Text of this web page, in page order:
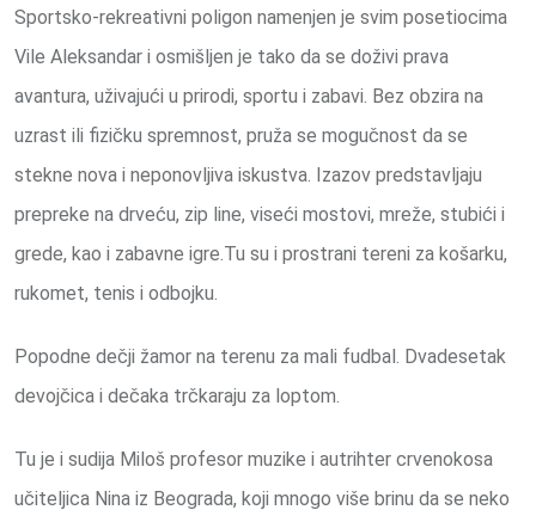
Sportsko-rekreativni poligon namenjen je svim posetiocima
Vile Aleksandar i osmišljen je tako da se doživi prava
avantura, uživajući u prirodi, sportu i zabavi. Bez obzira na
uzrast ili fizičku spremnost, pruža se mogučnost da se
stekne nova i neponovljiva iskustva. Izazov predstavljaju
prepreke na drveću, zip line, viseći mostovi, mreže, stubići i
grede, kao i zabavne igre.Tu su i prostrani tereni za košarku,
rukomet, tenis i odbojku.
Popodne dečji žamor na terenu za mali fudbal. Dvadesetak
devojčica i dečaka trčkaraju za loptom.
Tu je i sudija Miloš profesor muzike i autrihter crvenokosa
učiteljica Nina iz Beograda, koji mnogo više brinu da se neko